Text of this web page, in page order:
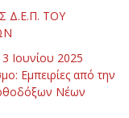
Δ.Ε.Π. ΤΟΥ
Ιουνίου 2025
Εμπειρίες από την
Νέων